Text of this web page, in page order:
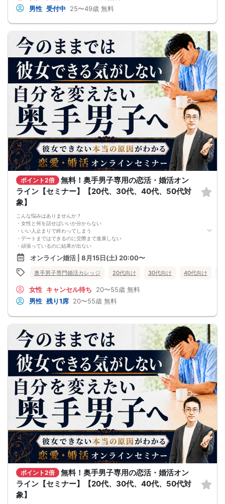
恋愛・婚活の具体的な方法をお伝えします。
【婚活戦略セミナーで得られるメリットは！】
●婚活パーティーやマッチングアプリで結果を出せるようになる
●異性とのコミュニケーションのポイントが理解できる
●好きになった女性との関係を続けられるようになる
まずは、異性が求めていることを理解し、
それを提供できる自分自身に変化していくことにより、
はじめて自分が好きな異性が自分を好きになってくれるようになり、
恋愛婚活が上手くいくようになります。
改善
異性が求めていることを理解し、
それを自然に伝えられる自分に変わることで、
好きな女性から選ばれるようになります。
婚活戦略セミナーでは、恋愛や婚活で悩む男性が
短期間で変化と成果を実感できる方法をお伝えします。
【注意事項】
・セミナー中はカメラをオン（お顔を出して）での受講をお願いします。
（屋外、車内からのご参加や、途中入室、退出はご遠慮下さい。）
【キャンセル規定】
セミナー準備の都合上、当日無断キャンセルの場合は、3,000円のキャンセル料を
お支払いいただきます。
男性 受付中 25〜49歳 無料
ポイント2倍
無料！奥手男子専用の恋活・婚活オン
ライン【セミナー】【20代、30代、40代、50代対
象】
こんな悩みはありませんか？
・女性と何を話せばいいか分からない
・いい人止まりで終わってしまう
・デートまではできるのに交際まで進展しない
・頑張っているのに結果が出ない
・何が原因なのか分からない
・このまま続けても彼女ができる気がしない
これまで500名以上の
奥手男子の恋愛・婚活相談に乗ってきて、
それは、
多くの奥手男子は、努力不足ではなく、
努力の方向性がズレているということです。
恋愛系YouTubeを見たり、
婚活パーティーや街コンへ参加したり、
みなさん本当に努力しています。
でも、その努力が本命女性との交際につながらず、
「このまま恋愛・婚活を続けても、
本命女性と交際できないのではないか…」
そんな不安を抱えている奥手男子が本当に多いです。
つまり、
やみくもに頑張るだけでは、
本命女性との交際には
つながらないということです。
このまま原因が分からないまま
恋愛や婚活を続けても、
お金も時間も失ってしまいます。
だからこそ、
彼女ができない本当の原因を
知ることが最初の一歩です。
しかし、この内容は文章だけでは伝えきれません。
だからこそ今回、無料オンラインセミナーで
・彼女ができない本当の原因
・本命女性に選ばれる
奥手男子専用32の極意の全体像
をお伝えします！
オンライン婚活 | 8月15日(土) 20:00〜
奥手男子専門婚活カレッジ 20代向け 30代向け 40代向け
女性 キャンセル待ち 20〜55歳 無料
男性 残り1席 20〜55歳 無料
ポイント2倍
無料！奥手男子専用の恋活・婚活オン
ライン【セミナー】【20代、30代、40代、50代対
象】